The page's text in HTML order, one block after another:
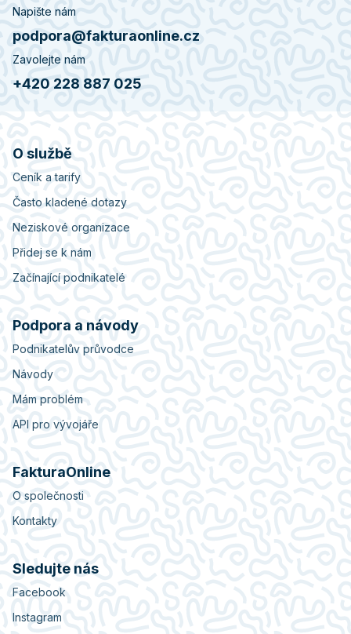
Napište nám
podpora@fakturaonline.cz
Zavolejte nám
+420 228 887 025
O službě
Ceník a tarify
Často kladené dotazy
Neziskové organizace
Přidej se k nám
Začínající podnikatelé
Podpora a návody
Podnikatelův průvodce
Návody
Mám problém
API pro vývojáře
FakturaOnline
O společnosti
Kontakty
Sledujte nás
Facebook
Instagram